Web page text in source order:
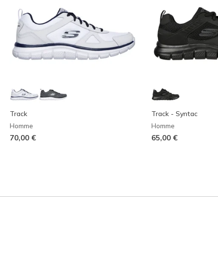
Track
Homme
70,00 €
Track - Syntac
Homme
65,00 €